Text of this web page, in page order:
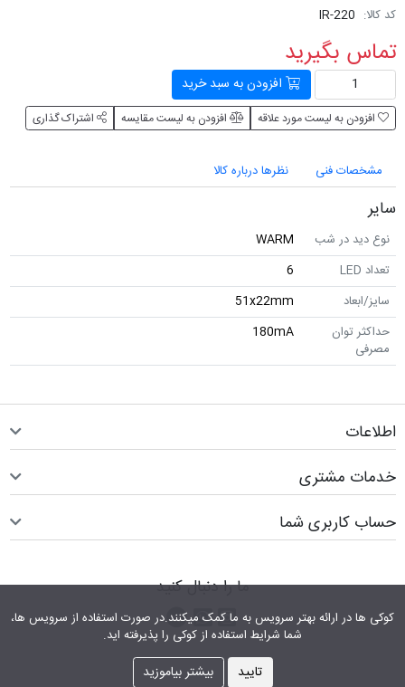
کوکی ها در ارائه بهتر سرویس‎ به ما کمک می‎کنند.در صورت استفاده از سرویس ها،
شما شرایط استفاده از کوکی را پذیرفته اید.
تایید بیشتر بیاموزید
کد کالا: IR-220
تماس بگیرید
افزودن به سبد خرید
افزودن به لیست مورد علاقه افزودن به لیست مقایسه اشتراک گذاری
مشخصات فنی نظرها درباره کالا
سایر
نوع دید در شب
WARM
تعداد LED
6
سایز/ابعاد
51x22mm
حداکثر توان
مصرفی
180mA
اطلاعات
خدمات مشتری
حساب کاربری شما
ما را دنبال کنید
اینستاگرام
پیام رسان واتس اپ
کانال تلگرام